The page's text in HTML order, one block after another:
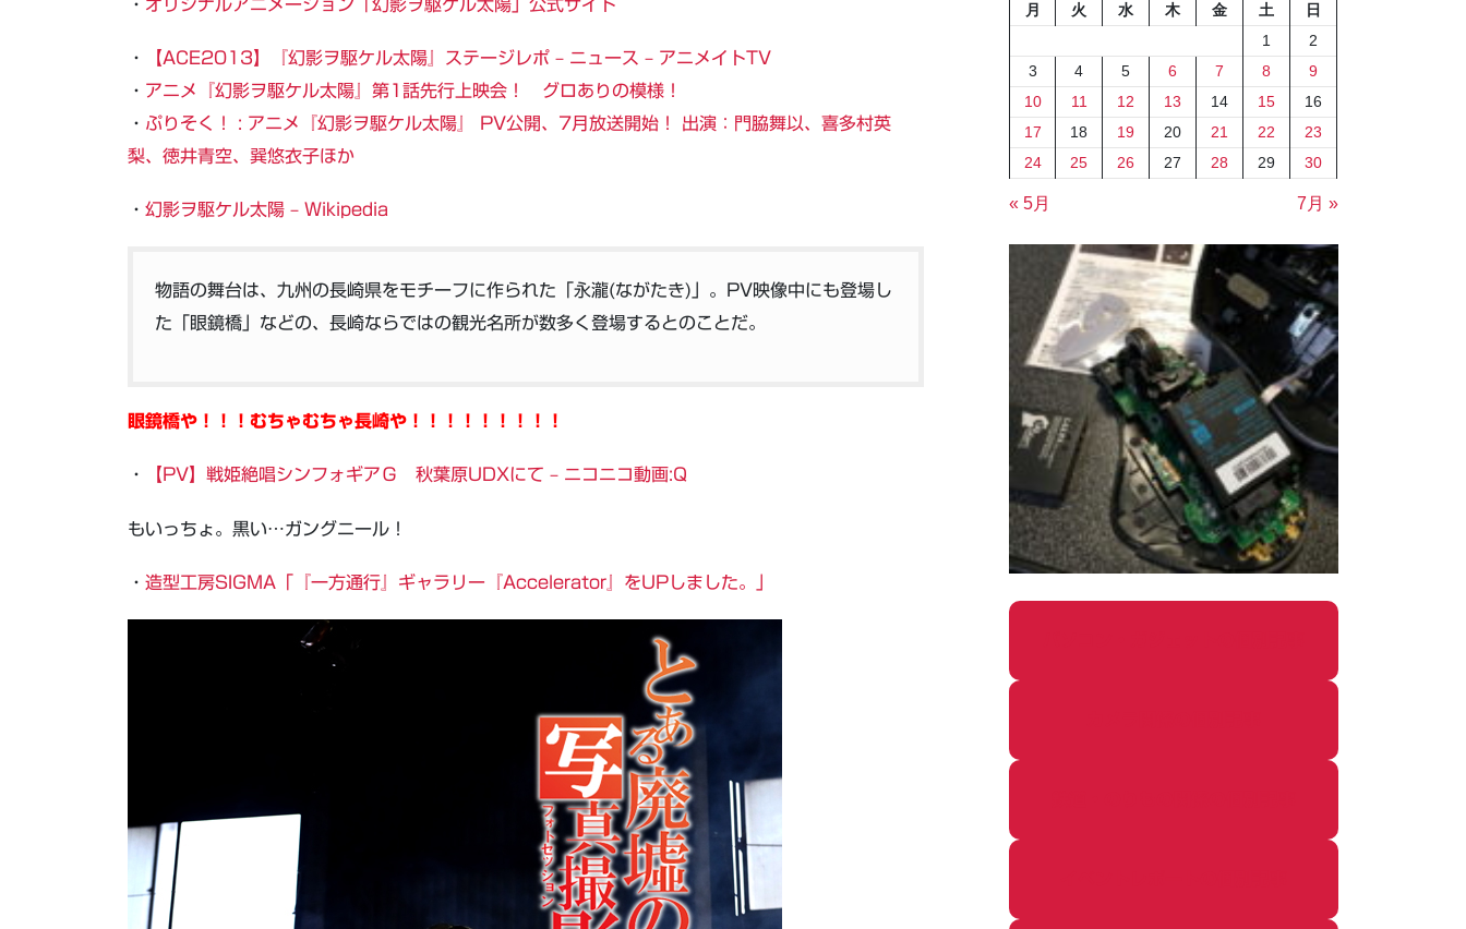
・ オリジナルアニメーション「幻影ヲ駆ケル太陽」公式サイト
・
【ACE2013】『幻影ヲ駆ケル太陽』ステージレポ – ニュース – アニメイトTV
・ アニメ『幻影ヲ駆ケル太陽』第1話先行上映会！ グロありの模様！
・ ぷりそく！ : アニメ『幻影ヲ駆ケル太陽』 PV公開、7月放送開始！ 出演：門脇舞以、喜多村英
梨、徳井青空、巽悠衣子ほか
・ 幻影ヲ駆ケル太陽 – Wikipedia
物語の舞台は、九州の長崎県をモチーフに作られた「永瀧(ながたき)」。PV映像中にも登場し
た「眼鏡橋」などの、長崎ならではの観光名所が数多く登場するとのことだ。
眼鏡橋や！！！むちゃむちゃ長崎や！！！！！！！！！
・ 【PV】戦姫絶唱シンフォギアＧ 秋葉原UDXにて – ニコニコ動画:Q
もいっちょ。黒い…ガングニール！
・ 造型工房SIGMA「『一方通行』ギャラリー『Accelerator』をUPしました。」
月 火 水 木 金 土
日
1
2
3
4 5 6 7 8
9
10
11 12 13 14 15
16
17
18 19 20 21 22
23
24
25 26 27 28 29 30
« 5月 7月 »